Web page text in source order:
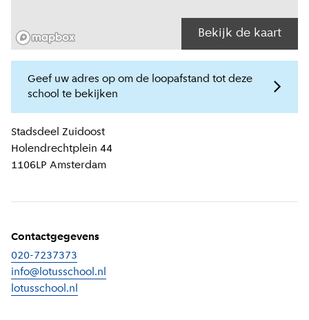
Bekijk de kaart
Geef uw adres op om de loopafstand tot deze
school te bekijken
Locatiegegevens
Stadsdeel Zuidoost
Holendrechtplein 44
1106LP Amsterdam
Contactgegevens
020-7237373
info@lotusschool.nl
lotusschool.nl